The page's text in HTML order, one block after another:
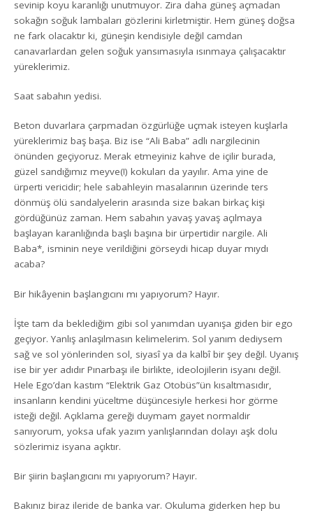
sevinip koyu karanlığı unutmuyor. Zira daha güneş açmadan
sokağın soğuk lambaları gözlerini kirletmiştir. Hem güneş doğsa
ne fark olacaktır ki, güneşin kendisiyle değil camdan
canavarlardan gelen soğuk yansımasıyla ısınmaya çalışacaktır
yüreklerimiz.
Saat sabahın yedisi.
Beton duvarlara çarpmadan özgürlüğe uçmak isteyen kuşlarla
yüreklerimiz baş başa. Biz ise “Ali Baba” adlı nargilecinin
önünden geçiyoruz. Merak etmeyiniz kahve de içilir burada,
güzel sandığımız meyve(!) kokuları da yayılır. Ama yine de
ürperti vericidir; hele sabahleyin masalarının üzerinde ters
dönmüş ölü sandalyelerin arasında size bakan birkaç kişi
gördüğünüz zaman. Hem sabahın yavaş yavaş açılmaya
başlayan karanlığında başlı başına bir ürpertidir nargile. Ali
Baba*, isminin neye verildiğini görseydi hicap duyar mıydı
acaba?
Bir hikâyenin başlangıcını mı yapıyorum? Hayır.
İşte tam da beklediğim gibi sol yanımdan uyanışa giden bir ego
geçiyor. Yanlış anlaşılmasın kelimelerim. Sol yanım dediysem
sağ ve sol yönlerinden sol, siyasî ya da kalbî bir şey değil. Uyanış
ise bir yer adıdır Pınarbaşı ile birlikte, ideolojilerin isyanı değil.
Hele Ego’dan kastım “Elektrik Gaz Otobüs”ün kısaltmasıdır,
insanların kendini yüceltme düşüncesiyle herkesi hor görme
isteği değil. Açıklama gereği duymam gayet normaldir
sanıyorum, yoksa ufak yazım yanlışlarından dolayı aşk dolu
sözlerimiz isyana açıktır.
Bir şiirin başlangıcını mı yapıyorum? Hayır.
Bakınız biraz ileride de banka var. Okuluma giderken hep bu